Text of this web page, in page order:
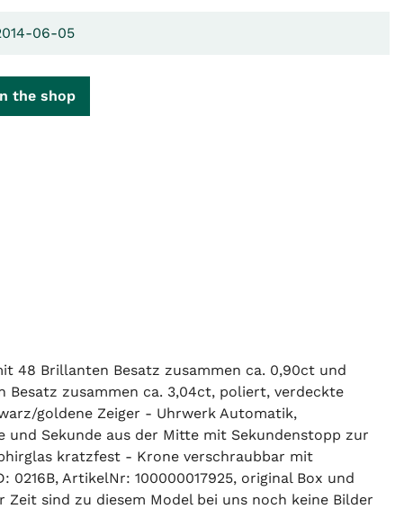
06-05
the shop
48 Brillanten Besatz zusammen ca. 0,90ct und
zusammen ca. 3,04ct, poliert, verdeckte
goldene Zeiger - Uhrwerk Automatik,
und Sekunde aus der Mitte mit Sekundenstopp zur
kratzfest - Krone verschraubbar mit
ArtikelNr: 100000017925, original Box und
sind zu diesem Model bei uns noch keine Bilder